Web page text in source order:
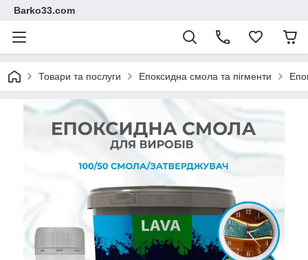
Barko33.com
Товари та послуги Епоксидна смола та пігменти